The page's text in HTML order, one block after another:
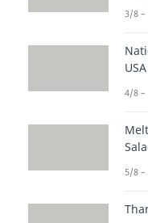
3/8 –
USA
4/8 –
5/8 –